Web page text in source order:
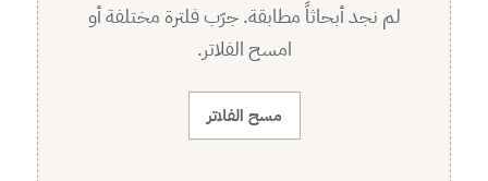
لم نجد أبحاثاً مطابقة. جرّب فلترة مختلفة أو
امسح الفلاتر.
مسح الفلاتر